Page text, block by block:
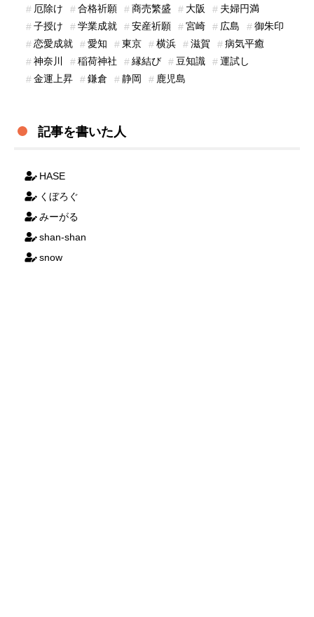
厄除け
合格祈願 商売繁盛 大阪
夫婦円満
子授け
学業成就 安産祈願 宮崎 広島
御朱印
恋愛成就
愛知 東京 横浜 滋賀
病気平癒
神奈川
稲荷神社 縁結び 豆知識
運試し
金運上昇
鎌倉 静岡 鹿児島
記事を書いた人
HASE
くぼろぐ
みーがる
shan-shan
snow